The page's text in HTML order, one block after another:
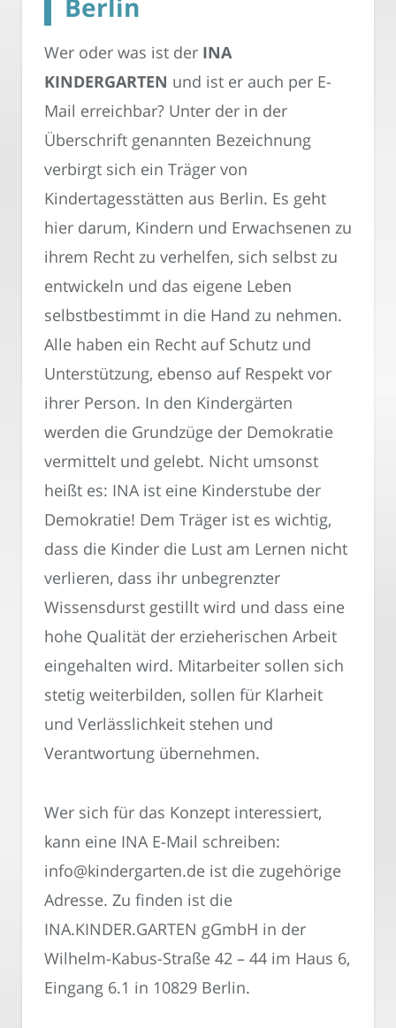
Berlin
Wer oder was ist der INA
KINDERGARTEN und ist er auch per E-
Mail erreichbar? Unter der in der
Überschrift genannten Bezeichnung
verbirgt sich ein Träger von
Kindertagesstätten aus Berlin. Es geht
hier darum, Kindern und Erwachsenen zu
ihrem Recht zu verhelfen, sich selbst zu
entwickeln und das eigene Leben
selbstbestimmt in die Hand zu nehmen.
Alle haben ein Recht auf Schutz und
Unterstützung, ebenso auf Respekt vor
ihrer Person. In den Kindergärten
werden die Grundzüge der Demokratie
vermittelt und gelebt. Nicht umsonst
heißt es: INA ist eine Kinderstube der
Demokratie! Dem Träger ist es wichtig,
dass die Kinder die Lust am Lernen nicht
verlieren, dass ihr unbegrenzter
Wissensdurst gestillt wird und dass eine
hohe Qualität der erzieherischen Arbeit
eingehalten wird. Mitarbeiter sollen sich
stetig weiterbilden, sollen für Klarheit
und Verlässlichkeit stehen und
Verantwortung übernehmen.
Wer sich für das Konzept interessiert,
kann eine INA E-Mail schreiben:
info@kindergarten.de ist die zugehörige
Adresse. Zu finden ist die
INA.KINDER.GARTEN gGmbH in der
Wilhelm-Kabus-Straße 42 – 44 im Haus 6,
Eingang 6.1 in 10829 Berlin.